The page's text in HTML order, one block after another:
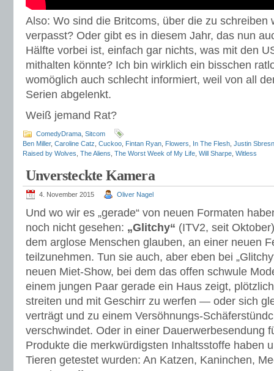
Also: Wo sind die Britcoms, über die zu schreiben
verpasst? Oder gibt es in diesem Jahr, das nun
Hälfte vorbei ist, einfach gar nichts, was mit den
mithalten könnte? Ich bin wirklich ein bisschen
womöglich auch schlecht informiert, weil von all
Serien abgelenkt.
Weiß jemand Rat?
ComedyDrama Sitcom
Ben Miller, Caroline Catz Cuckoo Fintan Ryan Flowers In The Flesh Justin
Raised by Wolves The Aliens The Worst Week of My Life Will Sharpe Witless
Unversteckte Kamera
4. November 2015 Oliver Nagel
Und wo wir es „gerade“ von neuen Formaten
noch nicht gesehen: „Glitchy“ (ITV2, seit
dem arglose Menschen glauben, an einer neuen
teilzunehmen. Tun sie auch, aber eben bei
neuen Miet-Show, bei dem das offen schwule
einem jungen Paar gerade ein Haus zeigt,
streiten und mit Geschirr zu werfen — oder sich
verträgt und zu einem Versöhnungs-
verschwindet. Oder in einer Dauerwerbesendung
Produkte die merkwürdigsten Inhaltsstoffe haben
Tieren getestet wurden: An Katzen, Kaninchen,